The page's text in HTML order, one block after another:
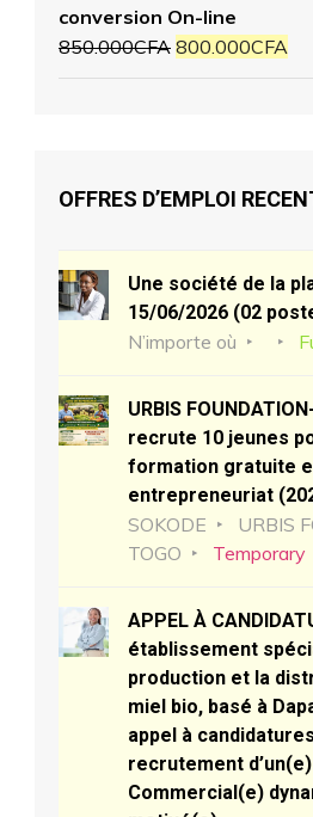
conversion On-line
850.000CFA 800.000CFA
OFFRES D’EMPLOI
Une société de la
15/06/2026 (02
N’importe où
URBIS
recrute 10 jeunes
formation gratuite
entrepreneuriat
SOKODE
URBIS
TOGO
Temporary
APPEL À
établissement
production et la
miel bio, basé à
appel à
recrutement d’un(e)
Commercial(e)